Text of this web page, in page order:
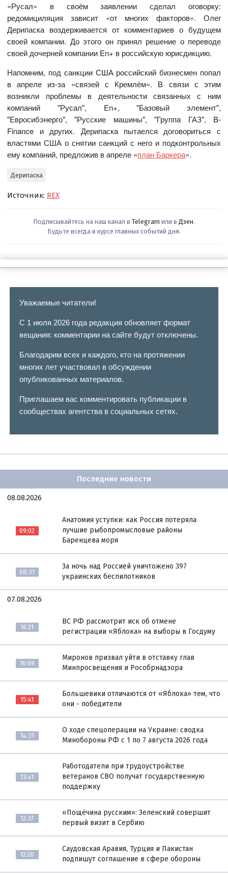
«Русал» в своём заявлении сделал оговорку:
редомициляция зависит «от многих факторов». Олег
Дерипаска воздерживается от комментариев о будущем
своей компании. До этого он принял решение о переводе
своей дочерней компании En+ в российскую юрисдикцию.
Напомним, под санкции США российский бизнесмен попал
в апреле из-за «связей с Кремлём». В связи с этим
возникли проблемы в деятельности связанных с ним
компаний "Русал", En+, "Базовый элемент",
"Евросибэнерго", "Русские машины", "Группа ГАЗ", B-
Finance и других. Дерипаска пытаелся договориться с
властями США о снятии санкций с него и подконтрольных
ему компаний, предложив в апреле «план Баркера».
Дерипаска
Источник: REX
Подписывайтесь на наш канал в Telegram или в Дзен.
Будьте всегда в курсе главных событий дня.
Уважаемые читатели!
С 1 июля 2026 года редакция обновляет формат
вещания: комментарии на сайте будут отключены.
Благодарим всех и каждого, кто на протяжении
многих лет участвовал в обсуждении
опубликованных материалов.
Приглашаем вас комментировать публикации в
сообществах агентства в социальных сетях.
Последние новости
08.08.2026
09:02
Анатомия уступки: как Россия потеряла
лучшие рыбопромысловые районы
Баренцева моря
08:31
За ночь над Россией уничтожено 397
украинских беспилотников
07.08.2026
16:21
ВС РФ рассмотрит иск об отмене
регистрации «Яблока» на выборы в Госдуму
16:09
Миронов призвал уйти в отставку глав
Минпросвещения и Рособрнадзора
15:41
Большевики отличаются от «Яблока» тем, что
они - победители
14:31
О ходе спецоперации на Украине: сводка
Минобороны РФ с 1 по 7 августа 2026 года
13:41
Работодатели при трудоустройстве
ветеранов СВО получат государственную
поддержку
12:37
«Пощёчина русским»: Зеленский совершит
первый визит в Сербию
12:20
Саудовская Аравия, Турция и Пакистан
подпишут соглашение в сфере обороны